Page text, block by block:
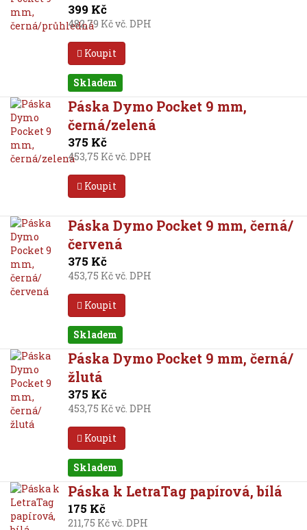
399 Kč
482,79 Kč vč. DPH
Koupit
Skladem
Páska Dymo Pocket 9 mm,
černá/zelená
375 Kč
453,75 Kč vč. DPH
Koupit
Páska Dymo Pocket 9 mm, černá/
červená
375 Kč
453,75 Kč vč. DPH
Koupit
Skladem
Páska Dymo Pocket 9 mm, černá/
žlutá
375 Kč
453,75 Kč vč. DPH
Koupit
Skladem
Páska k LetraTag papírová, bílá
175 Kč
211,75 Kč vč. DPH